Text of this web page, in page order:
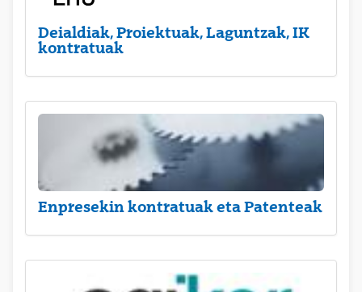
Deialdiak, Proiektuak, Laguntzak, IK
kontratuak
Enpresekin kontratuak eta Patenteak